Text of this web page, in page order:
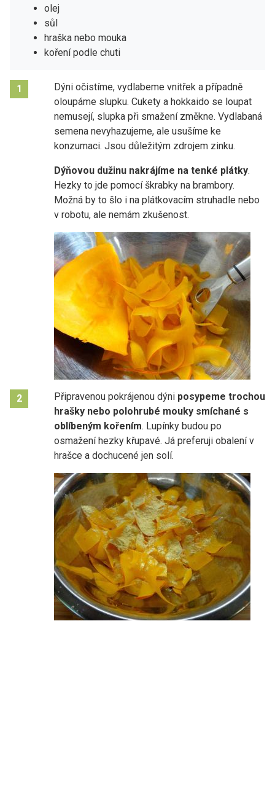
olej
sůl
hraška nebo mouka
koření podle chuti
1
Dýni očistíme, vydlabeme vnitřek a případně
oloupáme slupku. Cukety a hokkaido se loupat
nemusejí, slupka při smažení změkne. Vydlabaná
semena nevyhazujeme, ale usušíme ke
konzumaci. Jsou důležitým zdrojem zinku.
Dýňovou dužinu nakrájíme na tenké plátky.
Hezky to jde pomocí škrabky na brambory.
Možná by to šlo i na plátkovacím struhadle nebo
v robotu, ale nemám zkušenost.
2 Připravenou pokrájenou dýni posypeme trochou
hrašky nebo polohrubé mouky smíchané s
oblíbeným kořením. Lupínky budou po
osmažení hezky křupavé. Já preferuji obalení v
hrašce a dochucené jen solí.